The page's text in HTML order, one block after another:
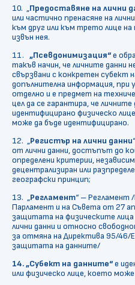
10. „Предоставяне на лични
или частично пренасяне на
към друг или към трето лице
извън нея.
11. „Псевдонимизация“е
такъв начин, че личните данни
свързвани с конкретен субект
допълнителна информация, при
отделно и е предмет на
цел да се гарантира, че личните
идентифицирано физическо
може да бъде идентифицирано.
12. „Регистър на лични данни
от лични данни, достъпът до
определени критерии,
децентрализиран или
географски принцип;
13. „Регламент“ – Регламент
Парламент и на Съвета от 27
защитата на физическите
лични данни и относно
за отмяна на Директива 95/
защитата на данните/
14.„Субект на данните“е
или физическо лице, което